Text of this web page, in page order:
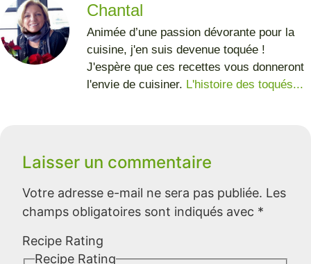
Chantal
Animée d’une passion dévorante pour la
cuisine, j'en suis devenue toquée !
J'espère que ces recettes vous donneront
l'envie de cuisiner. L'histoire des toqués...
Laisser un commentaire
Votre adresse e-mail ne sera pas publiée. Les
champs obligatoires sont indiqués avec *
Recipe Rating
Recipe Rating